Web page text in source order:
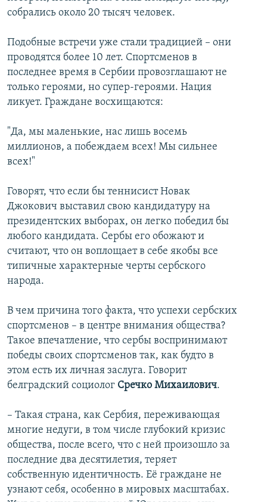
собрались около 20 тысяч человек.
Подобные встречи уже стали традицией – они
проводятся более 10 лет. Спортсменов в
последнее время в Сербии провозглашают не
только героями, но супер-героями. Нация
ликует. Граждане восхищаются:
"Да, мы маленькие, нас лишь восемь
миллионов, а побеждаем всех! Мы сильнее
всех!"
Говорят, что если бы теннисист Новак
Джокович выставил свою кандидатуру на
президентских выборах, он легко победил бы
любого кандидата. Сербы его обожают и
считают, что он воплощает в себе якобы все
типичные характерные черты сербского
народа.
В чем причина того факта, что успехи сербских
спортсменов – в центре внимания общества?
Такое впечатление, что сербы воспринимают
победы своих спортсменов так, как будто в
этом есть их личная заслуга. Говорит
белградский социолог Сречко Михаилович.
– Такая страна, как Сербия, переживающая
многие недуги, в том числе глубокий кризис
общества, после всего, что с ней произошло за
последние два десятилетия, теряет
собственную идентичность. Её граждане не
узнают себя, особенно в мировых масштабах.